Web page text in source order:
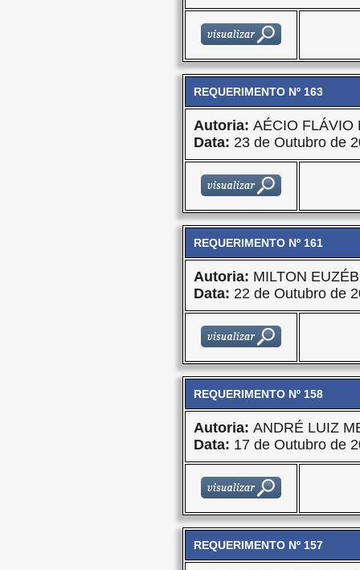
REQUERIMENTO Nº 163
Autoria: AÉCIO FLÁVIO
Data: 23 de Outubro de
REQUERIMENTO Nº 161
Autoria: MILTON
Data: 22 de Outubro de
REQUERIMENTO Nº 158
Autoria: ANDRÉ LUIZ
Data: 17 de Outubro de
REQUERIMENTO Nº 157